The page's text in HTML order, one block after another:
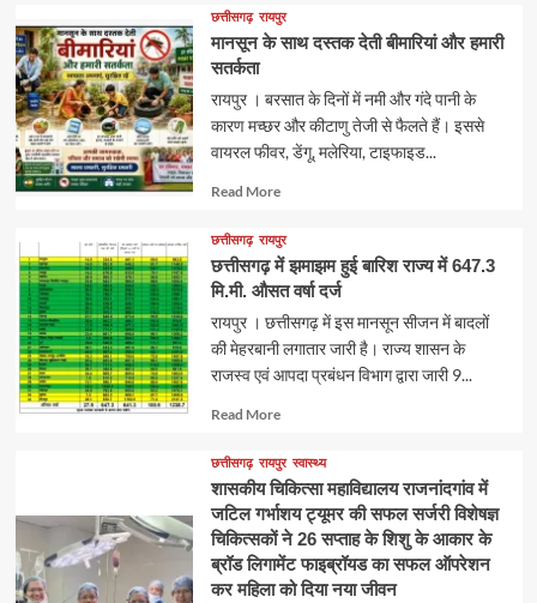
about
छत्तीसगढ़ रायपुर
मानसून के साथ दस्तक देती बीमारियां और हमारी
सतर्कता
रायपुर । बरसात के दिनों में नमी और गंदे पानी के
कारण मच्छर और कीटाणु तेजी से फैलते हैं। इससे
वायरल फीवर, डेंगू, मलेरिया, टाइफाइड...
Read MoreRead
about
छत्तीसगढ़ रायपुर
छत्तीसगढ़ में झमाझम हुई बारिश राज्य में 647.3
मि.मी. औसत वर्षा दर्ज
रायपुर । छत्तीसगढ़ में इस मानसून सीजन में बादलों
की मेहरबानी लगातार जारी है। राज्य शासन के
राजस्व एवं आपदा प्रबंधन विभाग द्वारा जारी 9...
Read MoreRead
about
छत्तीसगढ़ रायपुर स्वास्थ्य
शासकीय चिकित्सा महाविद्यालय राजनांदगांव में
जटिल गर्भाशय ट्यूमर की सफल सर्जरी विशेषज्ञ
चिकित्सकों ने 26 सप्ताह के शिशु के आकार के
ब्रॉड लिगामेंट फाइब्रॉयड का सफल ऑपरेशन
कर महिला को दिया नया जीवन